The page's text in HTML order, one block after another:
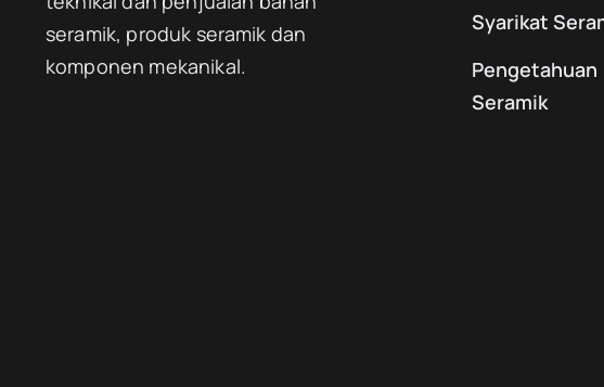
seramik, produk seramik dan
komponen mekanikal.
Syarikat
Pengetahuan
Seramik